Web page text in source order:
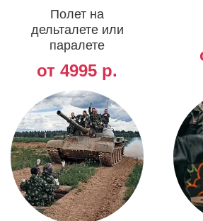
Полет на
дельталете или
паралете
от 4995 р.